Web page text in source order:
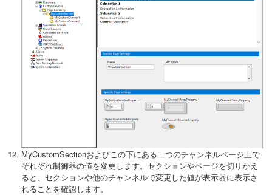
MyCustomSectionおよびこの下にある二つのチャンネルページ上で
それぞれ制御器の値を変更します。セクションやページを切りかえ
ると、セクションや他のチャンネルで変更した値が表示器に表示さ
れることを確認します。